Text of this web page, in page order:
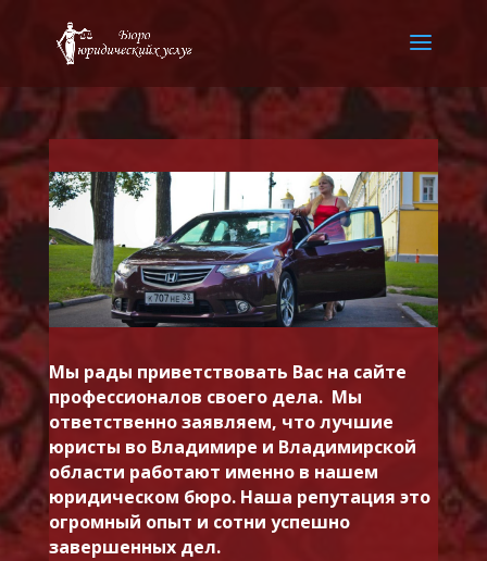
Мы рады приветствовать Вас на сайте
профессионалов своего дела. Мы
ответственно заявляем, что лучшие
юристы во Владимире и Владимирской
области работают именно в нашем
юридическом бюро. Наша репутация это
огромный опыт и сотни успешно
завершенных дел.